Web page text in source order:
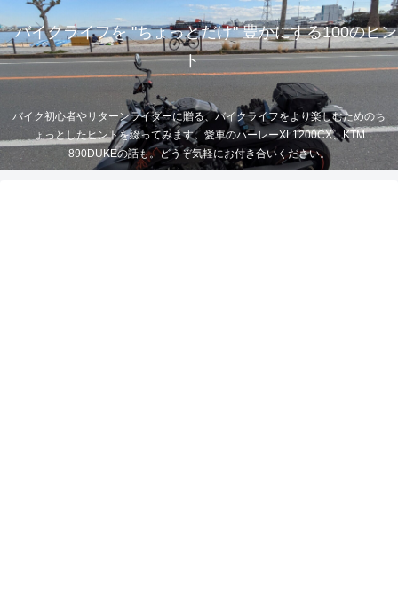
バイクライフを "ちょっとだけ" 豊かにする100のヒン
ト
バイク初心者やリターンライダーに贈る、バイクライフをより楽しむためのち
ょっとしたヒントを綴ってみます。愛車のハーレーXL1200CX、KTM
890DUKEの話も。どうぞ気軽にお付き合いください。